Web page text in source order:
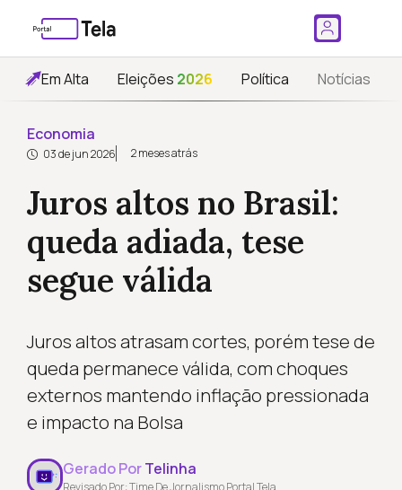
Em Alta Eleições 2026 Política Notícias
Economia
03 de jun 2026 2 meses atrás
Juros altos no Brasil:
queda adiada, tese
segue válida
Juros altos atrasam cortes, porém tese de
queda permanece válida, com choques
externos mantendo inflação pressionada
e impacto na Bolsa
Gerado PorTelinha
Revisado Por: Time De Jornalismo Portal Tela